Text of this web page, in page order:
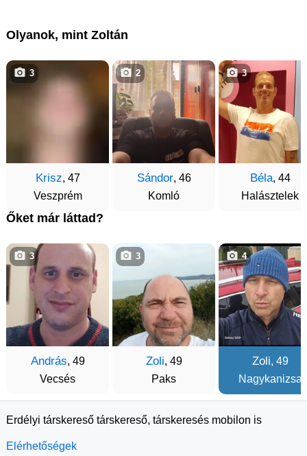
Olyanok, mint Zoltán
Krisz, 47
Veszprém
3
Sándor, 46
Komló
2
Béla, 44
Halásztelek
3
Őket már láttad?
András, 49
Vecsés
3
Zoli, 49
Paks
3
Zoli, 49
Nagykanizsa
4
Erdélyi társkereső társkereső, társkeresés mobilon is
Elérhetőségek